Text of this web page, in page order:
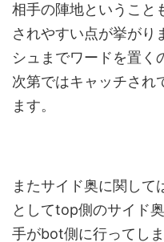
相手の陣地ということ
されやすい点が挙がり
シュまでワードを置く
次第ではキャッチされ
ます。
またサイド奥に関して
としてtop側のサイド
手がbot側に行ってし